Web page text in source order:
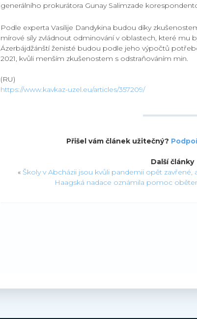
generálního prokurátora Gunay Salimzade
Podle experta Vasilije Dandykina budou díky
mírové síly zvládnout odminování v oblastech, které mu
Ázerbájdžánští ženisté budou podle jeho výpočtů
2021, kvůli menším zkušenostem s odstraňováním min.
(RU)
https://www.kavkaz-uzel.eu/articles/357209/
Přišel vám článek užitečný?
Další články
« Školy v Abcházii jsou kvůli pandemii opět zavřené,
Haagská nadace oznámila pomoc